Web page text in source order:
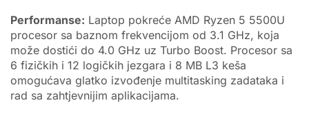
Performanse: Laptop pokreće AMD Ryzen 5 5500U
procesor sa baznom frekvencijom od 3.1 GHz, koja
može dostići do 4.0 GHz uz Turbo Boost. Procesor sa
6 fizičkih i 12 logičkih jezgara i 8 MB L3 keša
omogućava glatko izvođenje multitasking zadataka i
rad sa zahtjevnijim aplikacijama.